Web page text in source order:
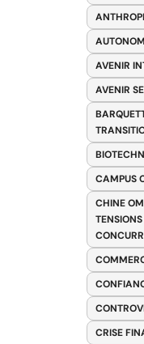
AVENIR
AVENIR
CAMPUS
CHINE
CRISE